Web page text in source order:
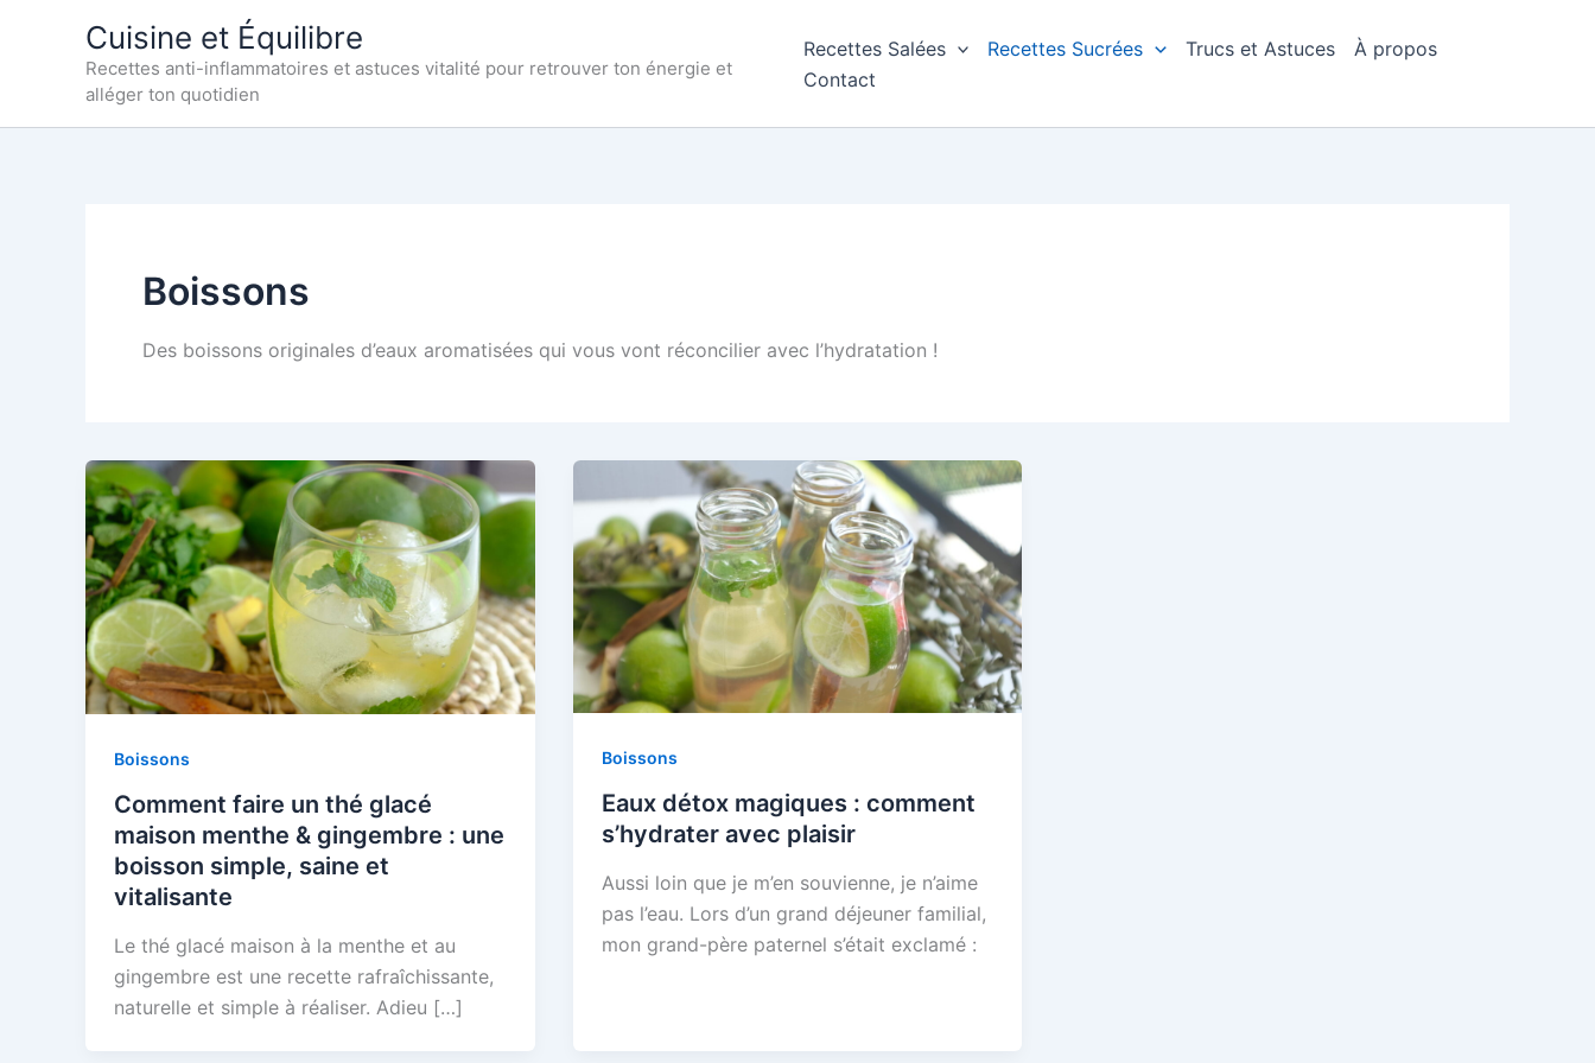
Cuisine et Équilibre
Recettes anti-inflammatoires et astuces vitalité pour retrouver ton énergie et
alléger ton quotidien
Recettes Salées Recettes Sucrées Trucs et Astuces
À propos
Contact
Boissons
Des boissons originales d’eaux aromatisées qui vous vont réconcilier avec l’hydratation !
Boissons
Comment faire un thé glacé
maison menthe & gingembre : une
boisson simple, saine et
vitalisante
Le thé glacé maison à la menthe et au
gingembre est une recette rafraîchissante,
naturelle et simple à réaliser. Adieu […]
Boissons
Eaux détox magiques : comment
s’hydrater avec plaisir
Aussi loin que je m’en souvienne, je n’aime
pas l’eau. Lors d’un grand déjeuner familial,
mon grand-père paternel s’était exclamé :